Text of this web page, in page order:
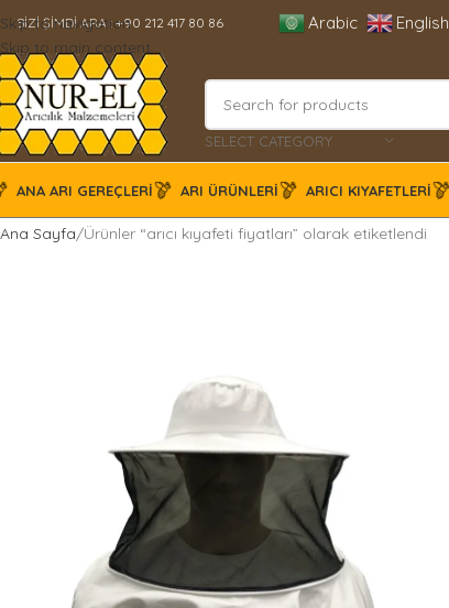
Skip to navigation
Skip to main content
BİZİ ŞİMDİ ARA :+90 212 417 80 86 Arabic English
SELECT CATEGORY
ANA ARI GEREÇLERI ARI ÜRÜNLERI ARICI KIYAFETLERI
Ana Sayfa Ürünler “arıcı kıyafeti fiyatları” olarak etiketlendi